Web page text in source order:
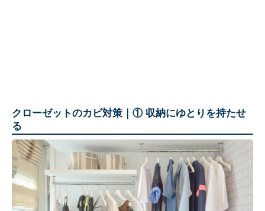
クローゼットのカビ対策｜① 収納にゆとりを持たせ
る